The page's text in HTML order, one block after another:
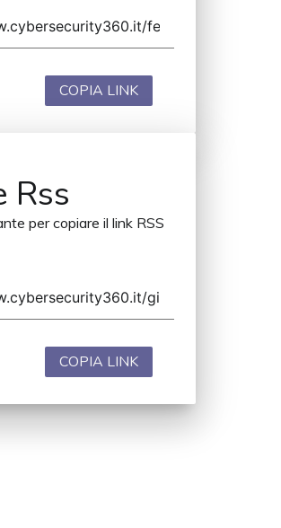
COPIA LINK
Rss
per copiare il link RSS
COPIA LINK